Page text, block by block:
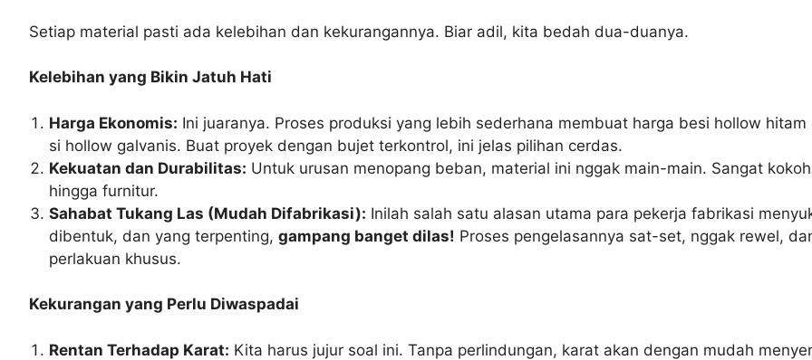
Setiap material pasti ada kelebihan dan kekurangannya. Biar adil, kita bedah dua-duanya.
Kelebihan yang Bikin Jatuh Hati
Harga Ekonomis: Ini juaranya. Proses produksi yang lebih sederhana membuat harga besi hollow
si hollow galvanis. Buat proyek dengan bujet terkontrol, ini jelas pilihan cerdas.
Kekuatan dan Durabilitas: Untuk urusan menopang beban, material ini nggak main-main. Sangat
hingga furnitur.
Sahabat Tukang Las (Mudah Difabrikasi): Inilah salah satu alasan utama para pekerja fabrikasi
dibentuk, dan yang terpenting,gampang banget dilas! Proses pengelasannya sat-set, nggak rewel,
perlakuan khusus.
Kekurangan yang Perlu Diwaspadai
Rentan Terhadap Karat: Kita harus jujur soal ini. Tanpa perlindungan, karat akan dengan mudah